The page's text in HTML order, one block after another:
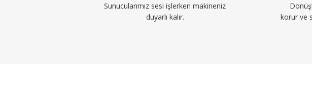
Sunucularımız sesi işlerken makineniz
duyarlı kalır.
korur ve